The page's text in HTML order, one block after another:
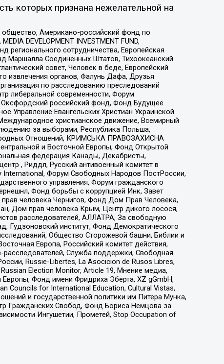
которых признана нежелательной на
Американо-российский фонд по
DEVELOPMENT INVESTMENT FUND,
регионального сотрудничества, Европейская
Маршалла Соединенных Штатов, Тихоокеанский
совет, Человек в беде, Европейский
извлечения органов, Фалунь Дафа, Друзья
по расследованию преследований
либеральной современности, Форум
российский фонд, Фонд Будущее
Управление Евангельских Христиан Украинской
христианское движение, Всемирный
за выборами, Республика Польша,
Отношений, КРИМСЬКА ПРАВОЗАХИСНА
и Восточной Европы, Фонд Открытой
федерация Канады, Декабристы,
, Риддл, Русский антивоенный комитет в
Форум Свободных Народов ПостРоссии,
управления, Форум гражданского
Фонд борьбы с коррупцией Инк, Завет
человека Чернигов, Фонд Дом Прав Человека,
Дом прав человека Крым, Центр дикого лосося,
расследователей, АЛЛАТРА, За свободную
Гудзоновский институт, Фонд Демократического
Общество Сторожевой башни, Библии и
Европа, Российский комитет действия,
Служба поддержки, Свободная
Russie-Libertes, La Asocicion de Rusos Libres,
Election Monitor, Article 19, Мнение медиа,
Фонд имени Фридриха Эберта, XZ gGmbH,
Councils for International Education, Cultural Vistas,
и государственной политики им Питера Мунка,
Гражданских Свобод, Фонд Бориса Немцова за
Ингушетии, Прометей, Stop Occupation of